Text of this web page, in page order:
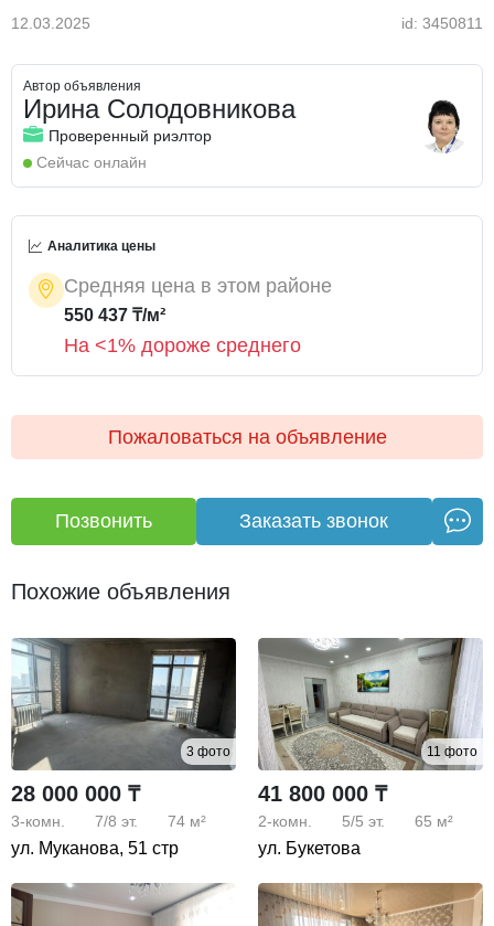
комнаты изолированы, кухня – 14 кв.м, удобная
планировка, раздельный санузел и уютная лоджия.
Выполнен дизайнерский ремонт с использованием
Преимущества комплекса:
Наземная парковка для жильцов
Развитая инфраструктура:
школа №81, Свято-Введенский собор, магазины,
Дополнительно:
Юридическое сопровождение сделки
Бесплатная консультация по ипотеке
Помощь в одобрении ипотеки
Рассмотрим ваши предложения
12.03.2025 id: 3450811
Автор объявления
Ирина Солодовникова
Проверенный риэлтор
Сейчас онлайн
Аналитика цены
Средняя цена в этом районе
550 437 ₸/м²
На <1% дороже среднего
Пожаловаться на объявление
Позвонить Заказать звонок
Похожие объявления
3 фото
28 000 000 ₸
3-комн. 7/8 эт. 74 м²
ул. Муканова, 51 стр
11 фото
41 800 000 ₸
2-комн. 5/5 эт. 65 м²
ул. Букетова